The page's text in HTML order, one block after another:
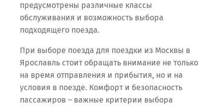
предусмотрены различные классы
обслуживания и возможность выбора
подходящего поезда.
При выборе поезда для поездки из Москвы в
Ярославль стоит обращать внимание не только
на время отправления и прибытия, но и на
условия в поезде. Комфорт и безопасность
пассажиров – важные критерии выбора